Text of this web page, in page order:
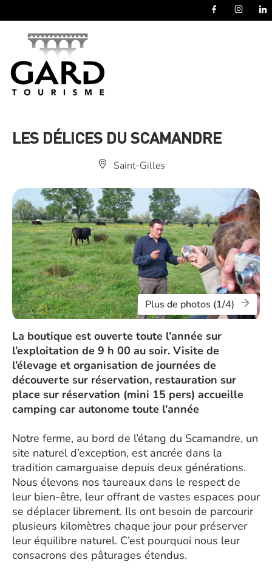
LES DÉLICES DU SCAMANDRE
Saint-Gilles
Plus de photos (1/4)
La boutique est ouverte toute l’année sur
l’exploitation de 9 h 00 au soir. Visite de
l’élevage et organisation de journées de
découverte sur réservation, restauration sur
place sur réservation (mini 15 pers) accueille
camping car autonome toute l’année
Notre ferme, au bord de l’étang du Scamandre, un
site naturel d’exception, est ancrée dans la
tradition camarguaise depuis deux générations.
Nous élevons nos taureaux dans le respect de
leur bien-être, leur offrant de vastes espaces pour
se déplacer librement. Ils ont besoin de parcourir
plusieurs kilomètres chaque jour pour préserver
leur équilibre naturel. C’est pourquoi nous leur
consacrons des pâturages étendus.